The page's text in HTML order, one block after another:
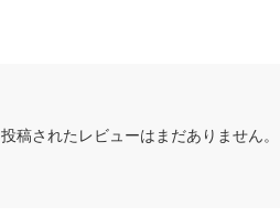
投稿されたレビューはまだありません。